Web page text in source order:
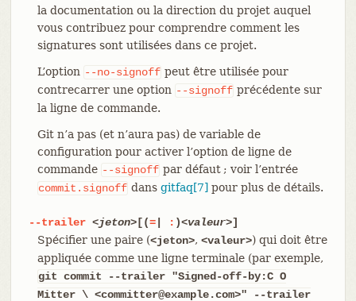
la documentation ou la direction du projet auquel
vous contribuez pour comprendre comment les
signatures sont utilisées dans ce projet.
L’option --no-signoff peut être utilisée pour
contrecarrer une option --signoff précédente sur
la ligne de commande.
Git n’a pas (et n’aura pas) de variable de
configuration pour activer l’option de ligne de
commande --signoff par défaut ; voir l’entrée
commit.signoff dans gitfaq[7] pour plus de détails.
--trailer <jeton>[(=| : )<valeur>]
Spécifier une paire (<jeton>, <valeur>) qui doit être
appliquée comme une ligne terminale (par exemple,
git commit --trailer "Signed-off-by:C O
Mitter \ <committer@example.com>" --trailer